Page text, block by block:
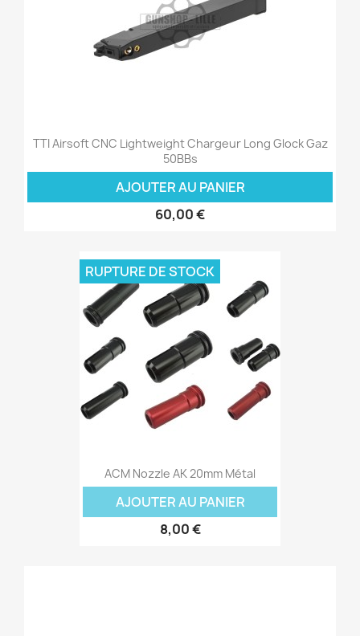
TTI Airsoft CNC Lightweight Chargeur Long Glock Gaz
50BBs
AJOUTER AU PANIER
60,00 €
ACM Nozzle AK 20mm Métal
AJOUTER AU PANIER
8,00 €
RUPTURE DE STOCK